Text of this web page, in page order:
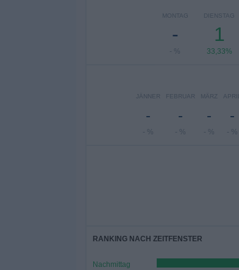
MONTAG
-
- %
DIENSTAG
1
33,33%
JÄNNER
-
- %
FEBRUAR
-
- %
MÄRZ
-
- %
APRIL
-
- %
RANKING NACH ZEITFENSTER
Nachmittag